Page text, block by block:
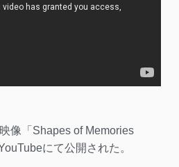
像「Shapes of Memories
にて公開された。